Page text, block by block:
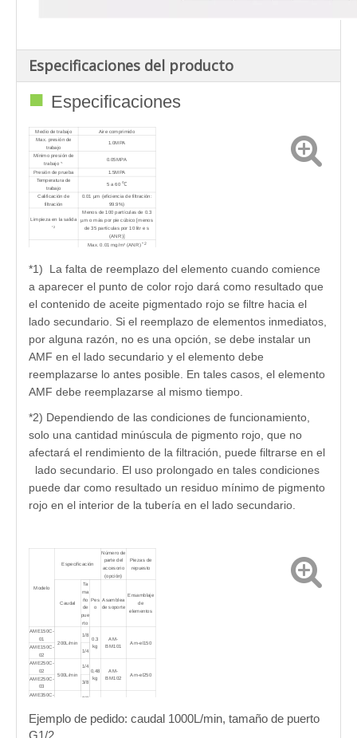
Especificaciones del producto
■ Especificaciones
Medio de trabajo
Aire comprimido
Max. presión de
trabajo
1.0MPA
Mínimo presión de
trabajo
*1
0.05MPA
Presión de prueba
1.5MPA
Temperatura de
trabajo
5 a 60 ℃
Calificación de
filtración
0.01 µm (eficiencia de filtración:
99.9%)
Limpieza en la salida
*2
Menos de 100 partículas de 0.3
µm o más por pie cúbico [menos
de 35 partículas por 10 litr e s
(ANR)]
Max. 0.01 mg/m³ (ANR)*2
≈0.8ppm)
Período de reemplazo
de elementos
1. Reemplace el elemento cuando
ocurriera un punto de color rojo en
la superficie.
*1
2. Incluso si una mancha roja no
aparece en la superficie, el
elemento del filtro debe
reemplazarse cuando la caída de
después de 2 años de operación,
*1) La falta de reemplazo del elemento cuando comience
a aparecer el punto de color rojo dará como resultado que
el contenido de aceite pigmentado rojo se filtre hacia el
lado secundario. Si el reemplazo de elementos inmediatos,
por alguna razón, no es una opción, se debe instalar un
AMF en el lado secundario y el elemento debe
reemplazarse lo antes posible. En tales casos, el elemento
AMF debe reemplazarse al mismo tiempo.
*2) Dependiendo de las condiciones de funcionamiento,
solo una cantidad minúscula de pigmento rojo, que no
afectará el rendimiento de la filtración, puede filtrarse en el
lado secundario. El uso prolongado en tales condiciones
puede dar como resultado un residuo mínimo de pigmento
rojo en el interior de la tubería en el lado secundario.
Modelo
Especificación
Número de
parte del
accesorio
(opción)
Piezas de
repuesto
Caudal
Ta
ma
ño
de
pue
rto
Pes
o
Asamblea
de soporte
Ensamblaje
de
elementos
AME150C-
01
200L/min
1/8
0.3
kg
AM-
BM101
Am-el150
AME150C-
02
1/4
AME250C-
02
500L/min
1/4
0,48
kg
AM-
BM102
Am-el250
AME250C-
03
3/8
AME350C-
3/8
04
AME450C-
04
Ejemplo de pedido: caudal 1000L/min, tamaño de puerto